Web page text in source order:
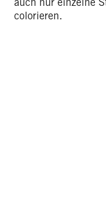
colorieren.